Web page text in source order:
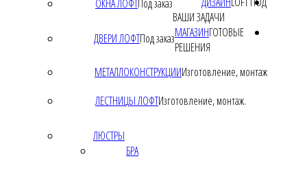
ОКНА ЛОФТПод заказ
ДВЕРИ ЛОФТПод заказ
МЕТАЛЛОКОНСТРУКЦИИИзготовление, монтаж
ЛЕСТНИЦЫ ЛОФТИзготовление, монтаж.
ЛЮСТРЫ
БРА
ВАШИ ЗАДАЧИ
МАГАЗИНГОТОВЫЕ
РЕШЕНИЯ